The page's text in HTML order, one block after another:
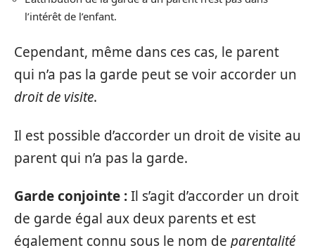
l’intérêt de l’enfant.
Cependant, même dans ces cas, le parent
qui n’a pas la garde peut se voir accorder un
droit de visite.
Il est possible d’accorder un droit de visite au
parent qui n’a pas la garde.
Garde conjointe :Il s’agit d’accorder un droit
de garde égal aux deux parents et est
également connu sous le nom de parentalité